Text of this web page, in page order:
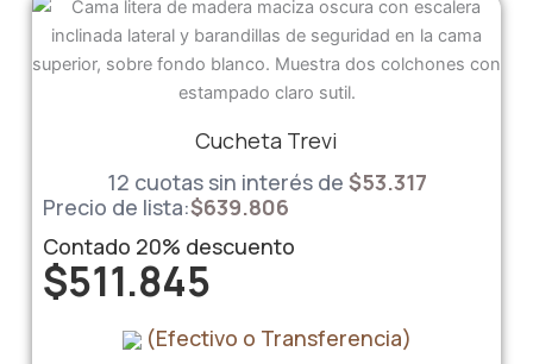
Cucheta Trevi
12 cuotas sin interés de $53.317
Precio de lista:$639.806
Contado 20% descuento
$511.845
(Efectivo o Transferencia)